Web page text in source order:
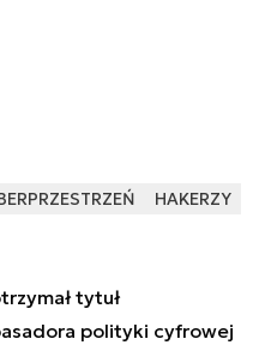
HAKERZY
tytuł
polityki cyfrowej